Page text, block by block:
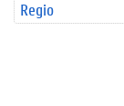
Regio